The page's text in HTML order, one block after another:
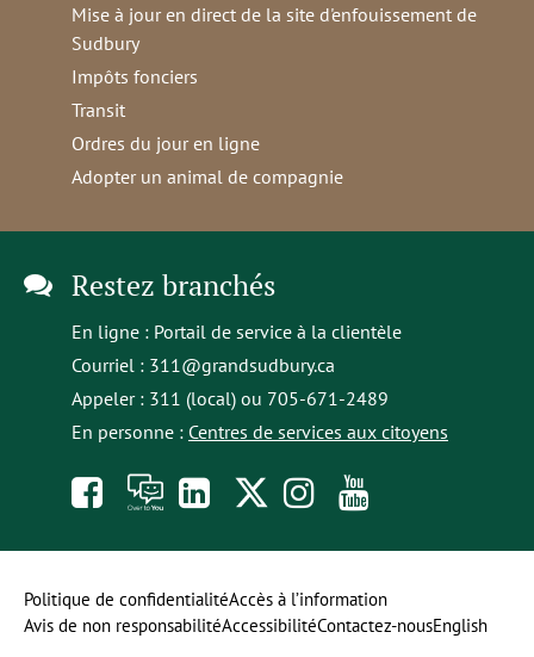
Mise à jour en direct de la site d'enfouissement de
Sudbury
Impôts fonciers
Transit
Ordres du jour en ligne
Adopter un animal de compagnie
Restez branchés
En ligne : Portail de service à la clientèle
Courriel : 311@grandsudbury.ca
Appeler : 311 (local) ou 705-671-2489
En personne : Centres de services aux citoyens
Like
us
on
À
toi
la
opens
in
a
Follow
us
on
Follow
us
on
to
our
Politique de confidentialitéAccès à l’information
Avis de non responsabilitéAccessibilitéContactez-nousEnglish